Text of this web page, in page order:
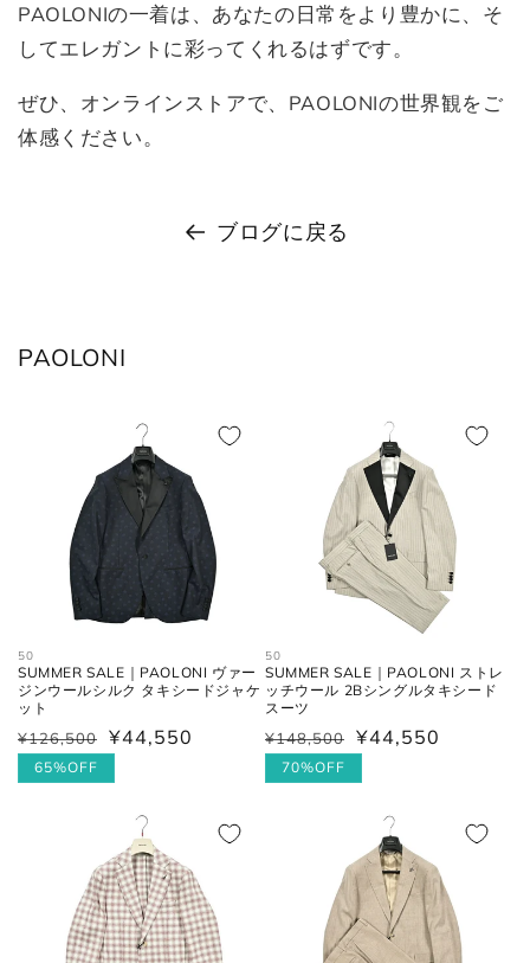
PAOLONIの一着は、あなたの日常をより豊かに、そ
してエレガントに彩ってくれるはずです。
ぜひ、オンラインストアで、PAOLONIの世界観をご
体感ください。
ブログに戻る
PAOLONI
50
SUMMER SALE｜PAOLONI ヴァー
ジンウールシルク タキシードジャケ
ット
通
常
¥126,500
セ
ー
¥44,550
65%OFF
50
SUMMER SALE｜PAOLONI ストレ
ッチウール 2Bシングルタキシード
スーツ
通
常
¥148,500
セ
ー
¥44,550
70%OFF